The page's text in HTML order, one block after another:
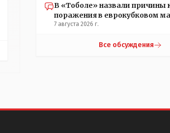
В «Тоболе» назвали причины
поражения в еврокубковом
7 августа 2026 г.
Все обсуждения